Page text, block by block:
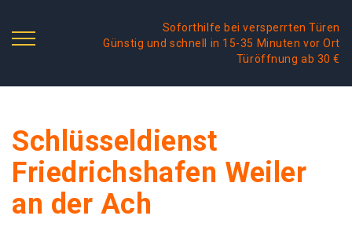
Soforthilfe bei versperrten Türen
Günstig und schnell in 15-35 Minuten vor Ort
Türöffnung ab 30 €
Schlüsseldienst
Friedrichshafen Weiler
an der Ach